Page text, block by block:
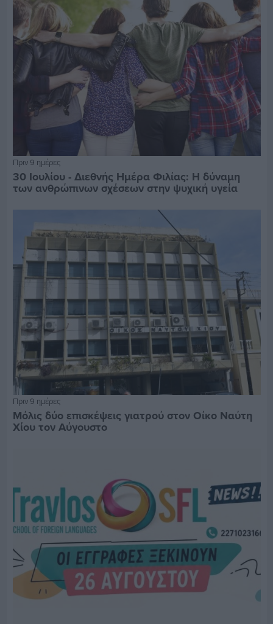
Πριν 9 ημέρες
30 Ιουλίου - Διεθνής Ημέρα Φιλίας: Η δύναμη
των ανθρώπινων σχέσεων στην ψυχική υγεία
Πριν 9 ημέρες
Μόλις δύο επισκέψεις γιατρού στον Οίκο Ναύτη
Χίου τον Αύγουστο